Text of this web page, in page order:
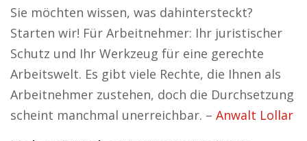
Sie möchten wissen, was dahintersteckt?
Starten wir! Für Arbeitnehmer: Ihr juristischer
Schutz und Ihr Werkzeug für eine gerechte
Arbeitswelt. Es gibt viele Rechte, die Ihnen als
Arbeitnehmer zustehen, doch die Durchsetzung
scheint manchmal unerreichbar. – Anwalt Lollar